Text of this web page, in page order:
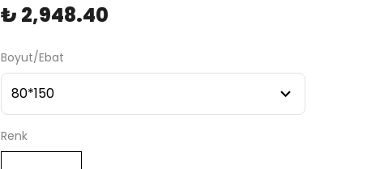
₺ 2,948.40
Boyut/Ebat
Renk